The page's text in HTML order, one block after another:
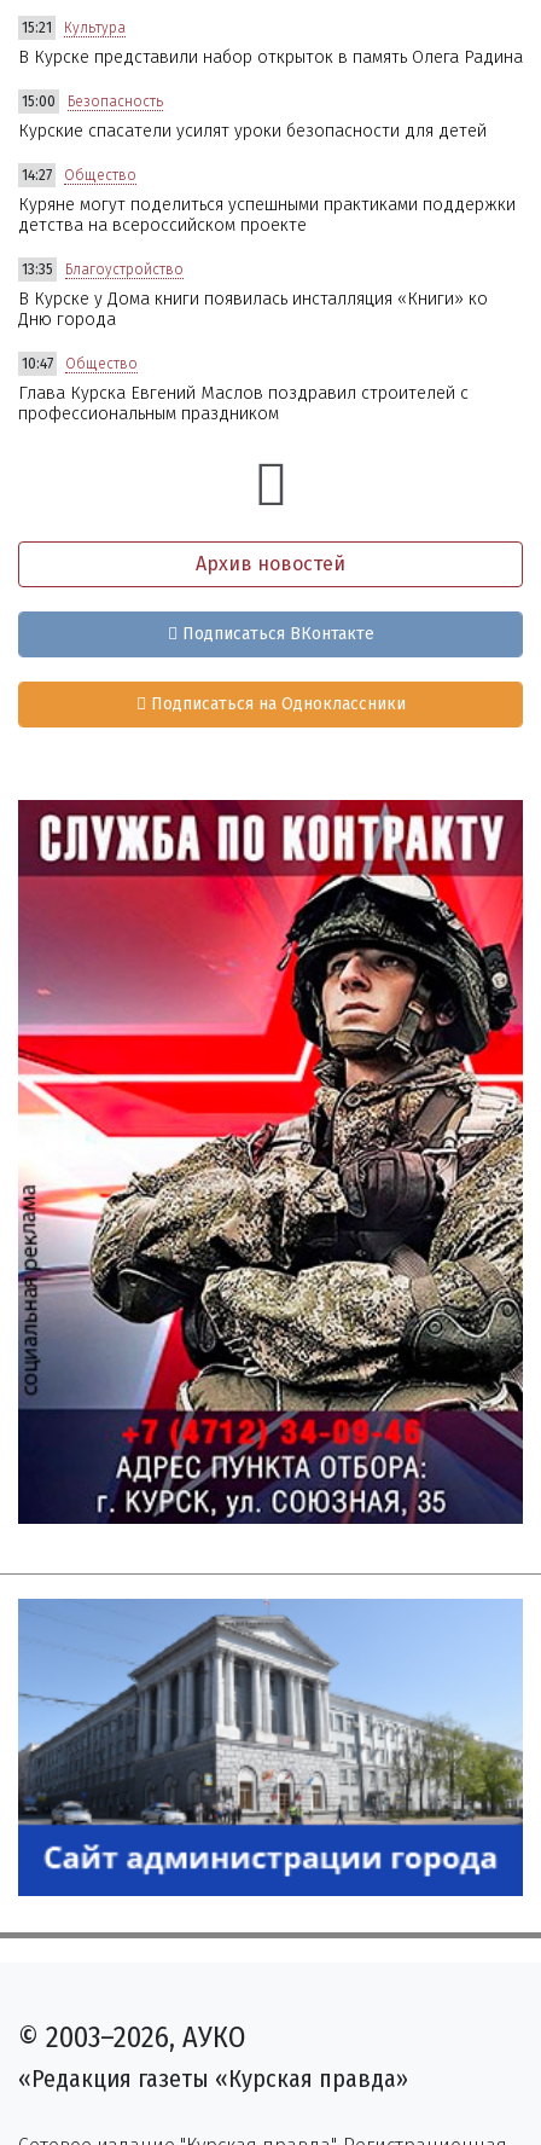
15:21 Культура
В Курске представили набор открыток в память Олега Радина
15:00 Безопасность
Курские спасатели усилят уроки безопасности для детей
14:27 Общество
Куряне могут поделиться успешными практиками поддержки
детства на всероссийском проекте
13:35 Благоустройство
В Курске у Дома книги появилась инсталляция «Книги» ко
Дню города
10:47 Общество
Глава Курска Евгений Маслов поздравил строителей с
профессиональным праздником
Архив новостей
Подписаться ВКонтакте
Подписаться на Одноклассники
© 2003–2026, АУКО
«Редакция газеты «Курская правда»